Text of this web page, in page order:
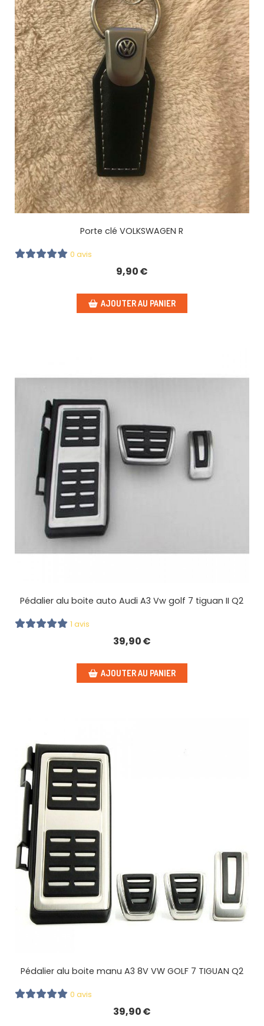
Porte clé VOLKSWAGEN R
0 avis
9,90€
AJOUTER AU PANIER
Pédalier alu boite auto Audi A3 Vw golf 7 tiguan II Q2
1 avis
39,90€
AJOUTER AU PANIER
Pédalier alu boite manu A3 8V VW GOLF 7 TIGUAN Q2
0 avis
39,90€